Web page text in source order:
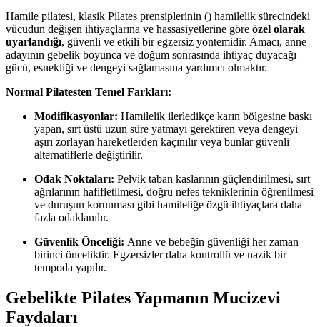
Hamile pilatesi, klasik Pilates prensiplerinin () hamilelik sürecindeki
vücudun değişen ihtiyaçlarına ve hassasiyetlerine göre özel olarak
uyarlandığı, güvenli ve etkili bir egzersiz yöntemidir. Amacı, anne
adayının gebelik boyunca ve doğum sonrasında ihtiyaç duyacağı
gücü, esnekliği ve dengeyi sağlamasına yardımcı olmaktır.
Normal Pilatesten Temel Farkları:
Modifikasyonlar: Hamilelik ilerledikçe karın bölgesine baskı
yapan, sırt üstü uzun süre yatmayı gerektiren veya dengeyi
aşırı zorlayan hareketlerden kaçınılır veya bunlar güvenli
alternatiflerle değiştirilir.
Odak Noktaları: Pelvik taban kaslarının güçlendirilmesi, sırt
ağrılarının hafifletilmesi, doğru nefes tekniklerinin öğrenilmesi
ve duruşun korunması gibi hamileliğe özgü ihtiyaçlara daha
fazla odaklanılır.
Güvenlik Önceliği: Anne ve bebeğin güvenliği her zaman
birinci önceliktir. Egzersizler daha kontrollü ve nazik bir
tempoda yapılır.
Gebelikte Pilates Yapmanın Mucizevi
Faydaları